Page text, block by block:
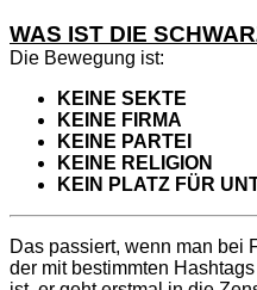
WAS IST DIE
Die Bewegung ist:
KEINE SEKTE
KEINE FIRMA
KEINE PARTEI
KEINE RELIGION
KEIN PLATZ FÜR
Das passiert, wenn man bei
der mit bestimmten